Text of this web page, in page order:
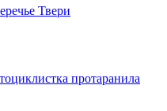
Твери
протаранила